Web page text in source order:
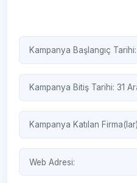
Kampanya Başlangıç
Kampanya Bitiş Tarihi: 31
Kampanya Katılan
Web Adresi: